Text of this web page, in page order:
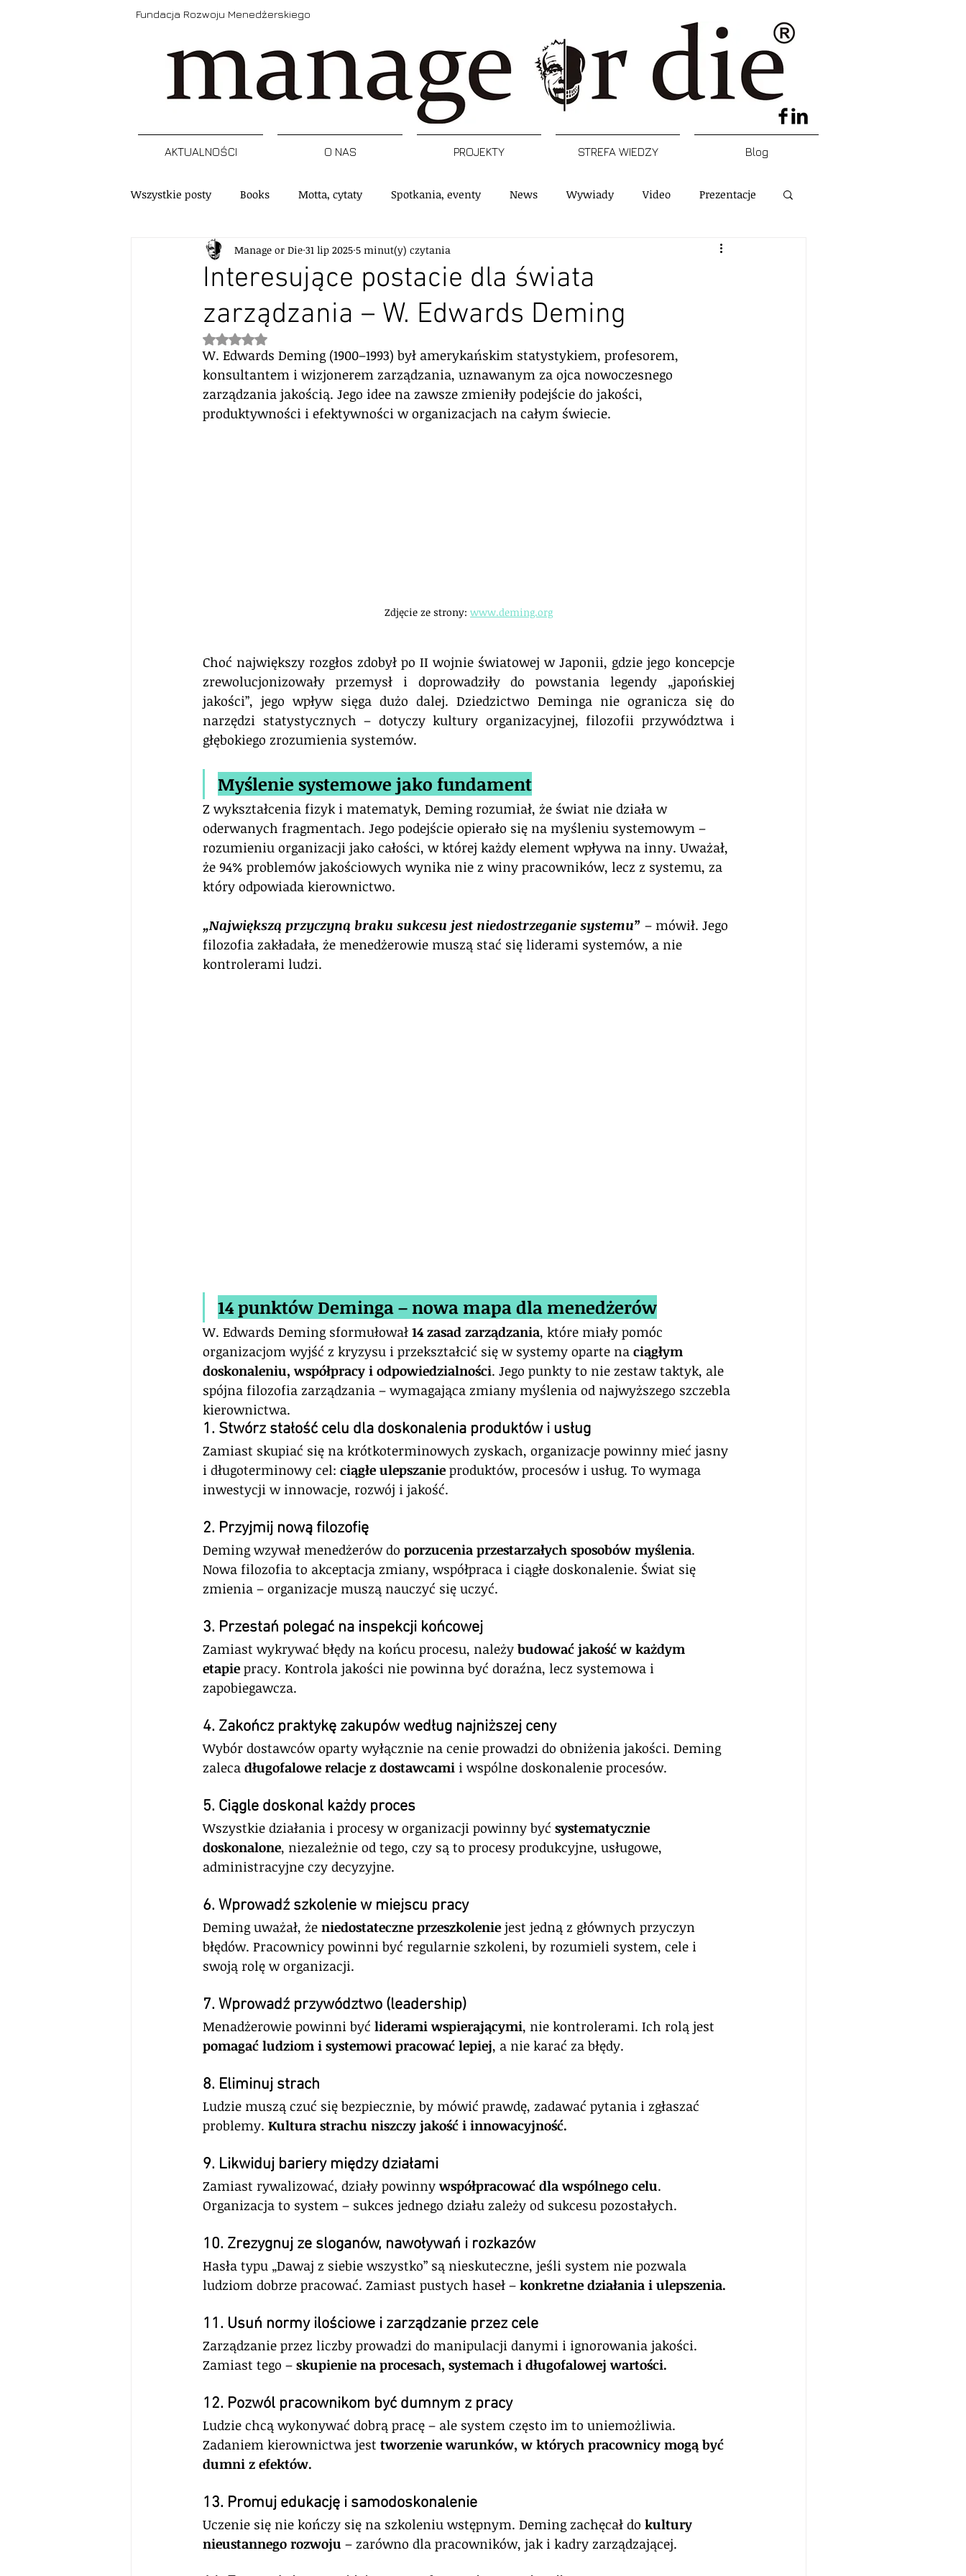
Fundacja Rozwoju Menedżerskiego
AKTUALNOŚCI O NAS PROJEKTY STREFA WIEDZY Blog
Wszystkie posty Books Motta, cytaty Spotkania, eventy News Wywiady Video Prezentacje
Narzędzia Refleksja Artykuły Podcast Inspiracje
Szkolenia, programy, certyfikacje Postacie Managerski Krwawy piątek
Interesujące postacie dla świata
zarządzania – W. Edwards Deming
Manage or Die 31 lip 2025 5 minut(y) czytania
Oceniono na NaN z 5 gwiazdek.
W. Edwards Deming (1900–1993) był amerykańskim statystykiem, profesorem,
konsultantem i wizjonerem zarządzania, uznawanym za ojca nowoczesnego
zarządzania jakością. Jego idee na zawsze zmieniły podejście do jakości,
produktywności i efektywności w organizacjach na całym świecie.
Zdjęcie ze strony: www.deming.org
Choć największy rozgłos zdobył po II wojnie światowej w Japonii, gdzie jego koncepcje
zrewolucjonizowały przemysł i doprowadziły do powstania legendy „japońskiej
jakości”, jego wpływ sięga dużo dalej. Dziedzictwo Deminga nie ogranicza się do
narzędzi statystycznych – dotyczy kultury organizacyjnej, filozofii przywództwa i
głębokiego zrozumienia systemów.
Myślenie systemowe jako fundament
Z wykształcenia fizyk i matematyk, Deming rozumiał, że świat nie działa w
oderwanych fragmentach. Jego podejście opierało się na myśleniu systemowym –
rozumieniu organizacji jako całości, w której każdy element wpływa na inny. Uważał,
że 94% problemów jakościowych wynika nie z winy pracowników, lecz z systemu, za
który odpowiada kierownictwo.
„Największą przyczyną braku sukcesu jest niedostrzeganie systemu” – mówił. Jego
filozofia zakładała, że menedżerowie muszą stać się liderami systemów, a nie
kontrolerami ludzi.
14 punktów Deminga – nowa mapa dla menedżerów
W. Edwards Deming sformułował 14 zasad zarządzania, które miały pomóc
organizacjom wyjść z kryzysu i przekształcić się w systemy oparte na ciągłym
doskonaleniu, współpracy i odpowiedzialności. Jego punkty to nie zestaw taktyk, ale
spójna filozofia zarządzania – wymagająca zmiany myślenia od najwyższego szczebla
kierownictwa.
1. Stwórz stałość celu dla doskonalenia produktów i usług
Zamiast skupiać się na krótkoterminowych zyskach, organizacje powinny mieć jasny
i długoterminowy cel: ciągłe ulepszanie produktów, procesów i usług. To wymaga
inwestycji w innowacje, rozwój i jakość.
2. Przyjmij nową filozofię
Deming wzywał menedżerów do porzucenia przestarzałych sposobów myślenia.
Nowa filozofia to akceptacja zmiany, współpraca i ciągłe doskonalenie. Świat się
zmienia – organizacje muszą nauczyć się uczyć.
3. Przestań polegać na inspekcji końcowej
Zamiast wykrywać błędy na końcu procesu, należy budować jakość w każdym
etapie pracy. Kontrola jakości nie powinna być doraźna, lecz systemowa i
zapobiegawcza.
4. Zakończ praktykę zakupów według najniższej ceny
Wybór dostawców oparty wyłącznie na cenie prowadzi do obniżenia jakości. Deming
zaleca długofalowe relacje z dostawcami i wspólne doskonalenie procesów.
5. Ciągle doskonal każdy proces
Wszystkie działania i procesy w organizacji powinny być systematycznie
doskonalone, niezależnie od tego, czy są to procesy produkcyjne, usługowe,
administracyjne czy decyzyjne.
6. Wprowadź szkolenie w miejscu pracy
Deming uważał, że niedostateczne przeszkolenie jest jedną z głównych przyczyn
błędów. Pracownicy powinni być regularnie szkoleni, by rozumieli system, cele i
swoją rolę w organizacji.
7. Wprowadź przywództwo (leadership)
Menadżerowie powinni być liderami wspierającymi, nie kontrolerami. Ich rolą jest
pomagać ludziom i systemowi pracować lepiej, a nie karać za błędy.
8. Eliminuj strach
Ludzie muszą czuć się bezpiecznie, by mówić prawdę, zadawać pytania i zgłaszać
problemy. Kultura strachu niszczy jakość i innowacyjność.
9. Likwiduj bariery między działami
Zamiast rywalizować, działy powinny współpracować dla wspólnego celu.
Organizacja to system – sukces jednego działu zależy od sukcesu pozostałych.
10. Zrezygnuj ze sloganów, nawoływań i rozkazów
Hasła typu „Dawaj z siebie wszystko” są nieskuteczne, jeśli system nie pozwala
ludziom dobrze pracować. Zamiast pustych haseł – konkretne działania i ulepszenia.
11. Usuń normy ilościowe i zarządzanie przez cele
Zarządzanie przez liczby prowadzi do manipulacji danymi i ignorowania jakości.
Zamiast tego – skupienie na procesach, systemach i długofalowej wartości.
12. Pozwól pracownikom być dumnym z pracy
Ludzie chcą wykonywać dobrą pracę – ale system często im to uniemożliwia.
Zadaniem kierownictwa jest tworzenie warunków, w których pracownicy mogą być
dumni z efektów.
13. Promuj edukację i samodoskonalenie
Uczenie się nie kończy się na szkoleniu wstępnym. Deming zachęcał do kultury
nieustannego rozwoju – zarówno dla pracowników, jak i kadry zarządzającej.